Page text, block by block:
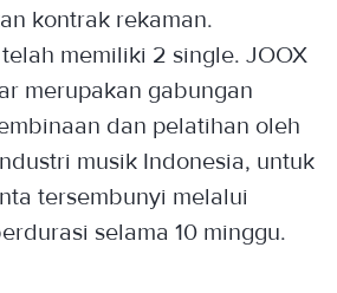
kontrak rekaman.
memiliki 2 single. JOOX
merupakan gabungan
dan pelatihan oleh
musik Indonesia, untuk
tersembunyi melalui
selama 10 minggu.